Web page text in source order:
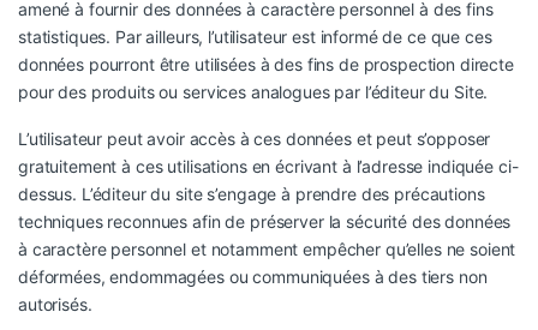
amené à fournir des données à caractère personnel à des fins
statistiques. Par ailleurs, l’utilisateur est informé de ce que ces
données pourront être utilisées à des fins de prospection directe
pour des produits ou services analogues par l’éditeur du Site.
L’utilisateur peut avoir accès à ces données et peut s’opposer
gratuitement à ces utilisations en écrivant à l’adresse indiquée ci-
dessus. L’éditeur du site s’engage à prendre des précautions
techniques reconnues afin de préserver la sécurité des données
à caractère personnel et notamment empêcher qu’elles ne soient
déformées, endommagées ou communiquées à des tiers non
autorisés.